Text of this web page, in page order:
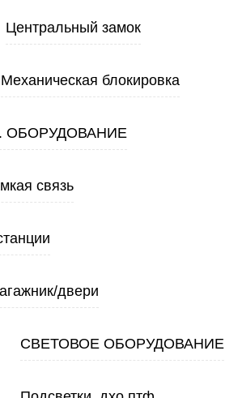
Центральный замок
Механическая блокировка
ОБОРУДОВАНИЕ
связь
двери
СВЕТОВОЕ ОБОРУДОВАНИЕ